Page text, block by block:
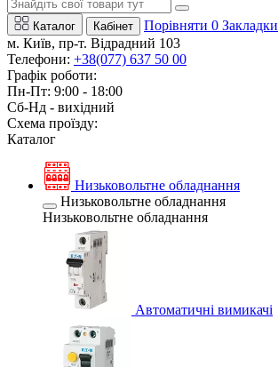
Каталог Кабінет Порівняти 0 Закладки
м. Київ, пр-т. Відрадний 103
Телефони: +38(077) 637 50 00
Графік роботи:
Пн-Пт: 9:00 - 18:00
Сб-Нд - вихідний
Схема проїзду:
Каталог
Низьковольтне обладнання
Низьковольтне обладнання
Низьковольтне обладнання
Автоматичні вимикачі